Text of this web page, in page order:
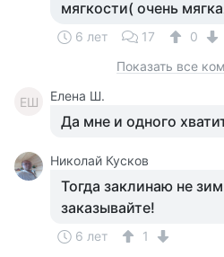
мягкости( очень
6 лет 17
0
Показать все
ЕШ Елена Ш.
Да мне и одного
Николай Кусков
Тогда заклинаю не
заказывайте!
6 лет 1